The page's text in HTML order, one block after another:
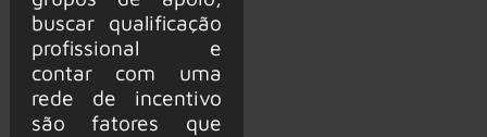
buscar qualificação
profissional e
contar com uma
rede de incentivo
são fatores que